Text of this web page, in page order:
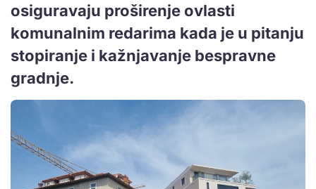
osiguravaju proširenje ovlasti
komunalnim redarima kada je u pitanju
stopiranje i kažnjavanje bespravne
gradnje.